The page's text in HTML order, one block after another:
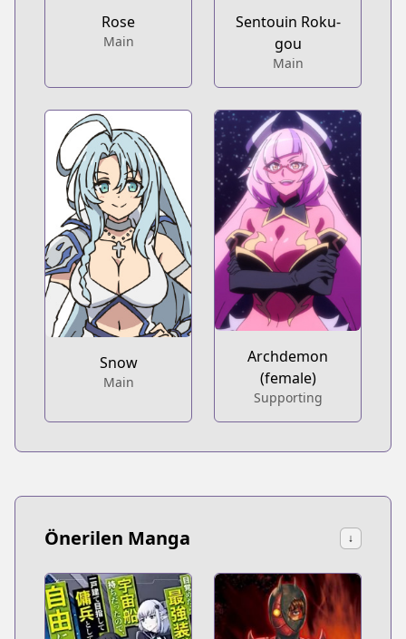
Rose
Main
Sentouin Roku-
gou
Main
Snow
Main
Archdemon
(female)
Supporting
Önerilen Manga ↓